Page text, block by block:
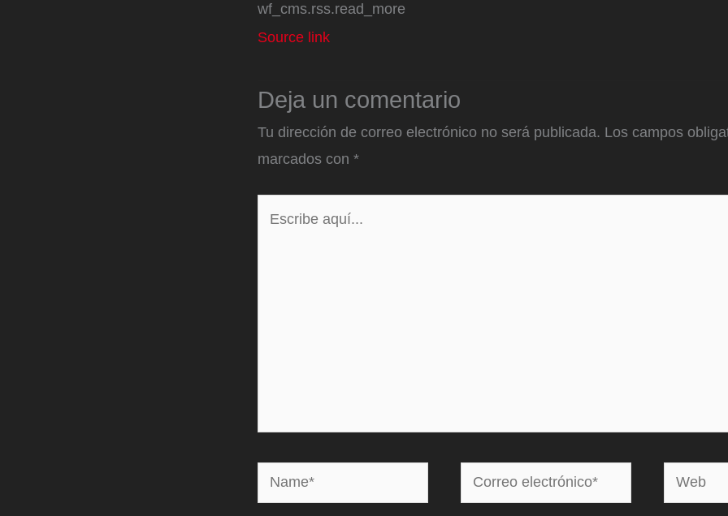
wf_cms.rss.read_more
Source link
Deja un comentario
Tu dirección de correo electrónico no será publicada. Los campos
marcados con *
Name*
Correo
electrónico*
Web